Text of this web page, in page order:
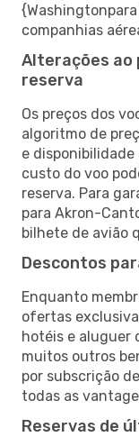
companhias
Alterações ao
reserva
Os preços dos
algoritmo de
e
custo do voo
reserva. Para
para Akron-
bilhete de avião
Descontos
Enquanto
ofertas
hotéis e aluguer
muitos outros
por subscrição
todas as
Reservas de